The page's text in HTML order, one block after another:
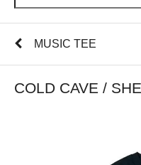
MUSIC TEE
COLD CAVE /